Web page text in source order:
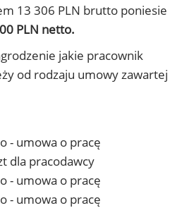
13 306 PLN brutto poniesie
PLN netto.
jakie pracownik
od rodzaju umowy zawartej
- umowa o pracę
dla pracodawcy
- umowa o pracę
- umowa o pracę